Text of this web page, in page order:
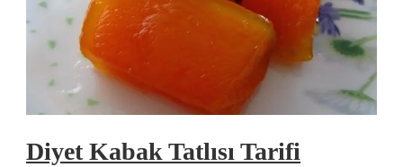
Diyet Kabak Tatlısı Tarifi